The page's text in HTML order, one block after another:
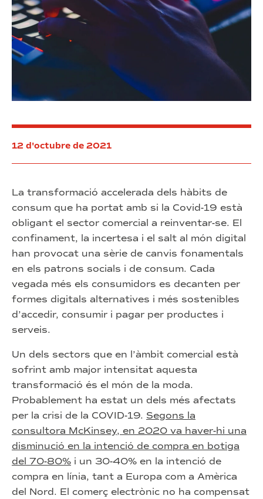
12 d'octubre de 2021
La transformació accelerada dels hàbits de
consum que ha portat amb si la Covid-19 està
obligant el sector comercial a reinventar-se. El
confinament, la incertesa i el salt al món digital
han provocat una sèrie de canvis fonamentals
en els patrons socials i de consum. Cada
vegada més els consumidors es decanten per
formes digitals alternatives i més sostenibles
d’accedir, consumir i pagar per productes i
serveis.
Un dels sectors que en l’àmbit comercial està
sofrint amb major intensitat aquesta
transformació és el món de la moda.
Probablement ha estat un dels més afectats
per la crisi de la COVID-19. Segons la
consultora McKinsey, en 2020 va haver-hi una
disminució en la intenció de compra en botiga
del 70-80% i un 30-40% en la intenció de
compra en línia, tant a Europa com a Amèrica
del Nord. El comerç electrònic no ha compensat